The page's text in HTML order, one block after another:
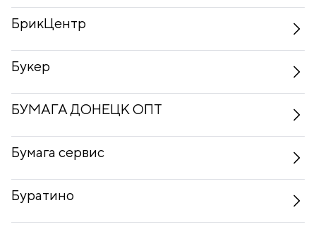
БрикЦентр
Букер
БУМАГА ДОНЕЦК ОПТ
Бумага сервис
Буратино